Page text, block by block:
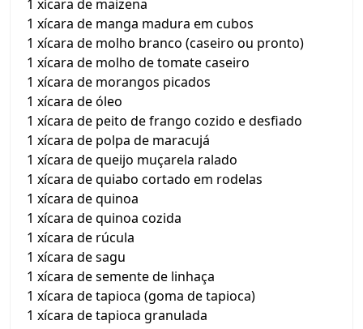
1 xícara de maizena
1 xícara de manga madura em cubos
1 xícara de molho branco (caseiro ou pronto)
1 xícara de molho de tomate caseiro
1 xícara de morangos picados
1 xícara de óleo
1 xícara de peito de frango cozido e desfiado
1 xícara de polpa de maracujá
1 xícara de queijo muçarela ralado
1 xícara de quiabo cortado em rodelas
1 xícara de quinoa
1 xícara de quinoa cozida
1 xícara de rúcula
1 xícara de sagu
1 xícara de semente de linhaça
1 xícara de tapioca (goma de tapioca)
1 xícara de tapioca granulada